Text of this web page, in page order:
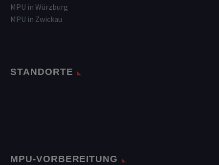
MPU in Würzburg
MPU in Zwickau
STANDORTE
MPU-VORBEREITUNG